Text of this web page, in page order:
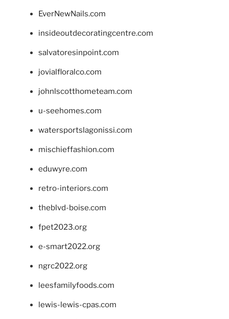
EverNewNails.com
insideoutdecoratingcentre.com
salvatoresinpoint.com
jovialfloralco.com
johnlscotthometeam.com
u-seehomes.com
watersportslagonissi.com
mischieffashion.com
eduwyre.com
retro-interiors.com
theblvd-boise.com
fpet2023.org
e-smart2022.org
ngrc2022.org
leesfamilyfoods.com
lewis-lewis-cpas.com